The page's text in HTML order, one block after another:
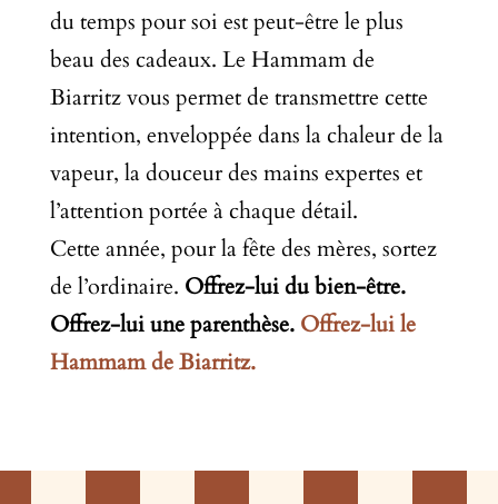
du temps pour soi est peut-être le plus
beau des cadeaux. Le Hammam de
Biarritz vous permet de transmettre cette
intention, enveloppée dans la chaleur de la
vapeur, la douceur des mains expertes et
l’attention portée à chaque détail.
Cette année, pour la fête des mères, sortez
de l’ordinaire. Offrez-lui du bien-être.
Offrez-lui une parenthèse.Offrez-lui le
Hammam de Biarritz.